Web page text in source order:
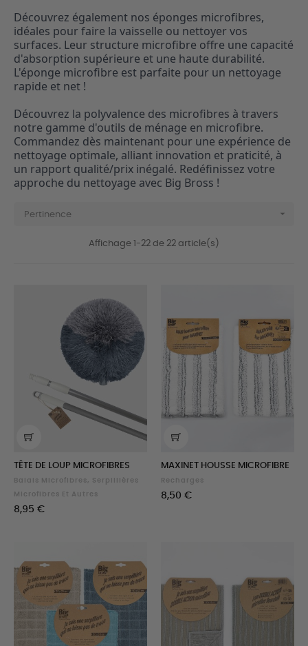
Découvrez également nos éponges microfibres,
idéales pour faire la vaisselle ou nettoyer vos
surfaces. Leur structure microfibre offre une capacité
d'absorption supérieure et une haute durabilité.
L'éponge microfibre est parfaite pour un nettoyage
rapide et net !
Découvrez la polyvalence des microfibres à travers
notre gamme d'outils de ménage en microfibre.
Commandez dès maintenant pour une expérience de
nettoyage optimale, alliant innovation et praticité, à
un rapport qualité/prix inégalé. Redéfinissez votre
approche du nettoyage avec Big Bross !
Pertinence 
Affichage 1-22 de 22 article(s)
TÊTE DE LOUP MICROFIBRES
Balais Microfibres, Serpillières
Microfibres Et Autres
Prix
8,95 €
MAXINET HOUSSE MICROFIBRE
Recharges
Prix
8,50 €